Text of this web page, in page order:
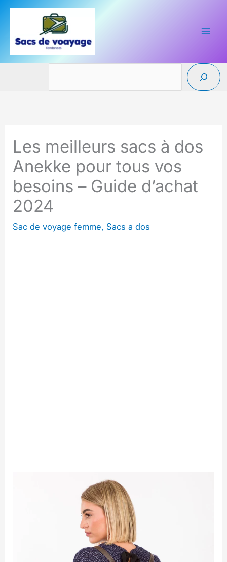
Aller
Les meilleurs sacs à dos
Anekke pour tous vos
besoins – Guide d’achat
2024
Sac de voyage femme, Sacs a dos